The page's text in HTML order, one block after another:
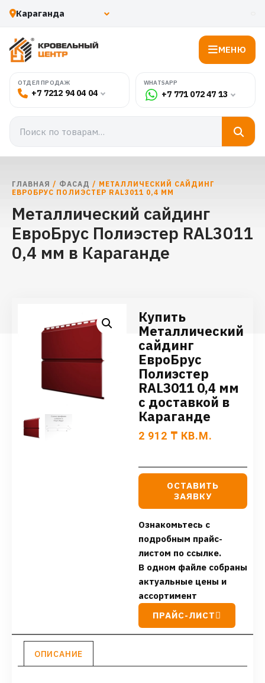
МЕНЮ
ОТДЕЛ ПРОДАЖ
+7 7212 94 04 04
WHATSAPP
+7 771 072 47 13
ГЛАВНАЯ / ФАСАД / МЕТАЛЛИЧЕСКИЙ САЙДИНГ
ЕВРОБРУС ПОЛИЭСТЕР RAL3011 0,4 ММ
Металлический сайдинг
ЕвроБрус Полиэстер RAL3011
0,4 мм в Караганде
Купить
Металлический
сайдинг
ЕвроБрус
Полиэстер
RAL3011 0,4 мм
с доставкой в
Караганде
2 912 ₸ КВ.М.
ОСТАВИТЬ
ЗАЯВКУ
Ознакомьтесь с
подробным прайс-
листом по ссылке.
В одном файле собраны
актуальные цены и
ассортимент
ПРАЙС-ЛИСТ
ОПИСАНИЕ